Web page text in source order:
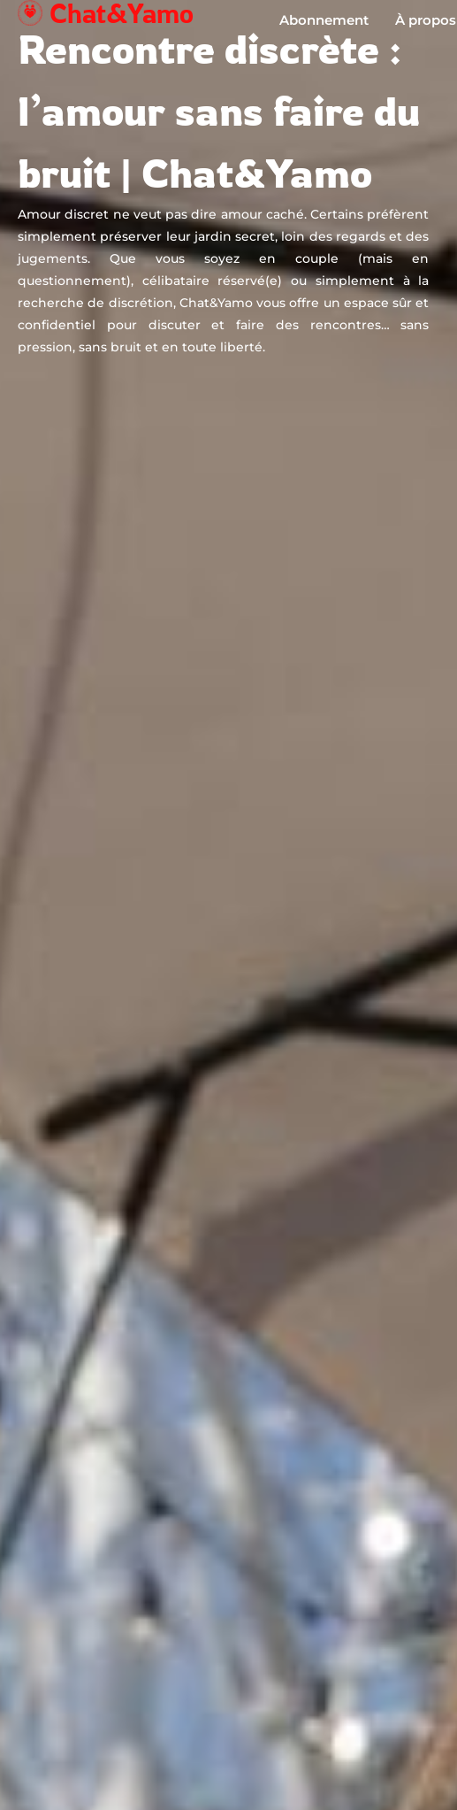
Aller
contenu
Chat&Yamo Abonnement À propos
Rencontre discrète :
l’amour sans faire du
bruit | Chat&Yamo
Amour discret ne veut pas dire amour caché. Certains préfèrent
simplement préserver leur jardin secret, loin des regards et des
jugements. Que vous soyez en couple (mais en
questionnement), célibataire réservé(e) ou simplement à la
recherche de discrétion, Chat&Yamo vous offre un espace sûr et
confidentiel pour discuter et faire des rencontres… sans
pression, sans bruit et en toute liberté.